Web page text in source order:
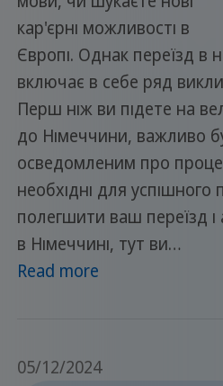
кар'єрні можливості в
Європі. Однак переїзд в
включає в себе ряд
Перш ніж ви підете на
до Німеччини, важливо
осведомленим про
необхідні для
полегшити ваш переїзд
в Німеччині, тут ви…
Read more
05/12/2024